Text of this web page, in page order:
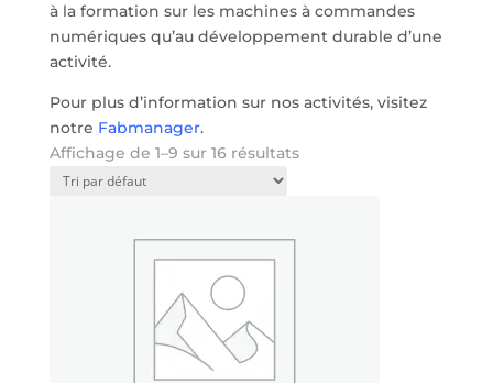
à la formation sur les machines à commandes
numériques qu’au développement durable d’une
activité.
Pour plus d’information sur nos activités, visitez
notre Fabmanager.
Affichage de 1–9 sur 16 résultats